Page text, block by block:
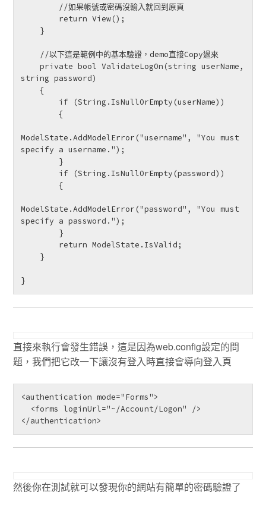
//如果帳號或密碼沒輸入就回到原頁
return View();
}
//以下這是範例中的基本驗證，demo直接Copy過來
private bool ValidateLogOn(string userName,
string password)
{
if (String.IsNullOrEmpty(userName))
{
ModelState.AddModelError("username", "You must
specify a username.");
}
if (String.IsNullOrEmpty(password))
{
ModelState.AddModelError("password", "You must
specify a password.");
}
return ModelState.IsValid;
}
}
直接來執行會發生錯誤，這是因為web.config設定的問
題，我們把它改一下讓沒有登入時直接會導向登入頁
<authentication mode="Forms">
<forms loginUrl="~/Account/Logon" />
</authentication>
然後你在測試就可以發現你的網站有簡單的密碼驗證了